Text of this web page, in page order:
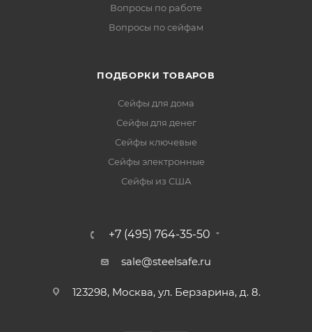
Вопросы по работе
Вопросы по сейфам
ПОДБОРКИ ТОВАРОВ
Сейфы для дома
Сейфы для денег
Сейфы ключевые
Сейфы электронные
Сейфы из США
+7 (495) 764-35-50
sale@steelsafe.ru
123298, Москва, ул. Берзарина, д. 8.